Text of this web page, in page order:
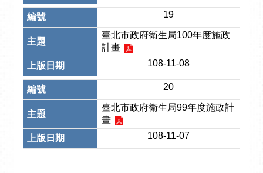
19
臺北市政府衛生局100年度施政
計畫
108-11-08
20
臺北市政府衛生局99年度施政計
畫
108-11-07